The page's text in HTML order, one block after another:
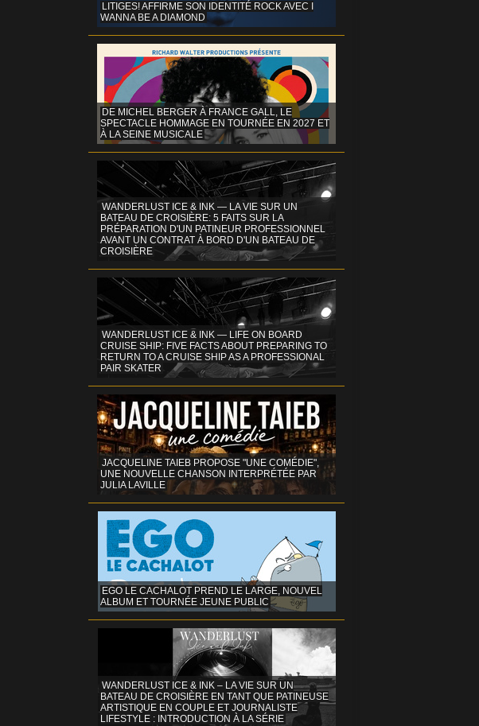
LITIGES! AFFIRME SON IDENTITÉ ROCK AVEC I
WANNA BE A DIAMOND
DE MICHEL BERGER À FRANCE GALL, LE
SPECTACLE HOMMAGE EN TOURNÉE EN 2027 ET
À LA SEINE MUSICALE
WANDERLUST ICE & INK — LA VIE SUR UN
BATEAU DE CROISIÈRE: 5 FAITS SUR LA
PRÉPARATION D'UN PATINEUR PROFESSIONNEL
AVANT UN CONTRAT À BORD D'UN BATEAU DE
CROISIÈRE
WANDERLUST ICE & INK — LIFE ON BOARD
CRUISE SHIP: FIVE FACTS ABOUT PREPARING TO
RETURN TO A CRUISE SHIP AS A PROFESSIONAL
PAIR SKATER
JACQUELINE TAIEB PROPOSE "UNE COMÉDIE",
UNE NOUVELLE CHANSON INTERPRÉTÉE PAR
JULIA LAVILLE
EGO LE CACHALOT PREND LE LARGE, NOUVEL
ALBUM ET TOURNÉE JEUNE PUBLIC
WANDERLUST ICE & INK – LA VIE SUR UN
BATEAU DE CROISIÈRE EN TANT QUE PATINEUSE
ARTISTIQUE EN COUPLE ET JOURNALISTE
LIFESTYLE : INTRODUCTION À LA SÉRIE